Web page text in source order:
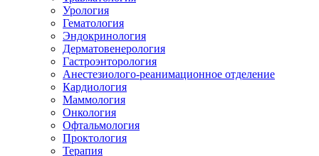
Урология
Гематология
Эндокринология
Дерматовенерология
Гастроэнторология
Анестезиолого-реанимационное отделение
Кардиология
Маммология
Онкология
Офтальмология
Проктология
Терапия